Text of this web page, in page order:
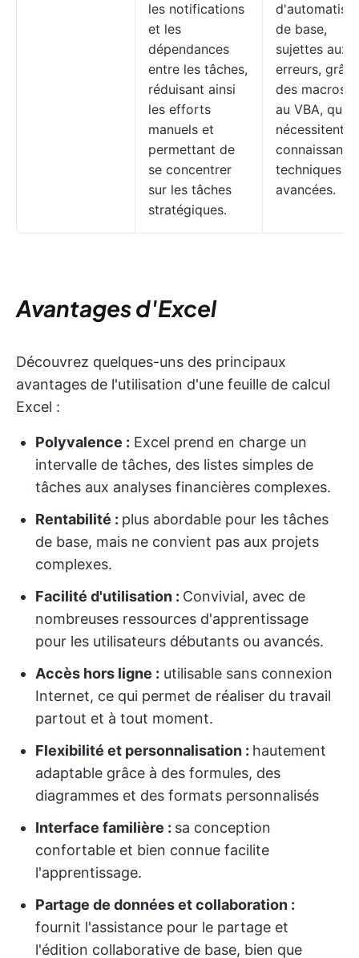
les notifications
et les
dépendances
entre les tâches,
réduisant ainsi
les efforts
manuels et
permettant de
se concentrer
sur les tâches
stratégiques.
de base,
sujettes aux
erreurs,
des macros
au VBA, qui
nécessitent
techniques
avancées.
Avantages d'Excel
Découvrez quelques-uns des principaux
avantages de l'utilisation d'une feuille de calcul
Excel :
Polyvalence : Excel prend en charge un
intervalle de tâches, des listes simples de
tâches aux analyses financières complexes.
Rentabilité : plus abordable pour les tâches
de base, mais ne convient pas aux projets
complexes.
Facilité d'utilisation : Convivial, avec de
nombreuses ressources d'apprentissage
pour les utilisateurs débutants ou avancés.
Accès hors ligne : utilisable sans connexion
Internet, ce qui permet de réaliser du travail
partout et à tout moment.
Flexibilité et personnalisation : hautement
adaptable grâce à des formules, des
diagrammes et des formats personnalisés
Interface familière : sa conception
confortable et bien connue facilite
l'apprentissage.
Partage de données et collaboration :
fournit l'assistance pour le partage et
l'édition collaborative de base, bien que